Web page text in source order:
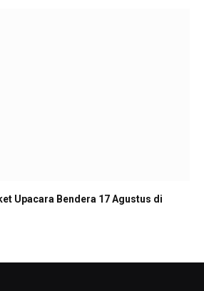
Upacara Bendera 17 Agustus di